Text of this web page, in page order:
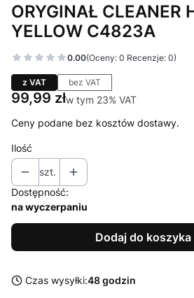
ORYGINAŁ CLEANER
YELLOW C4823A
0.00(Oceny: 0 Recenzje: 0)
z VAT bez VAT
Cena
99,99 złw tym 23% VAT
w tym 23% VAT
Ceny podane bez kosztów dostawy.
Ilość
szt.
Dostępność:
na wyczerpaniu
Dodaj do koszyka
Czas wysyłki:48 godzin